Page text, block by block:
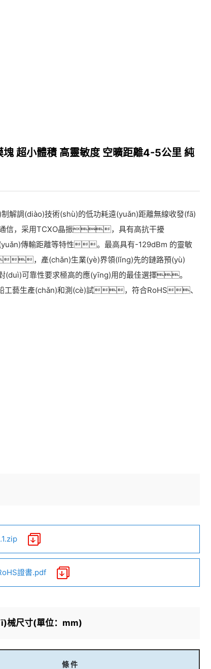
超小體積 高靈敏度 空曠距離4-5公里 純
解調(diào)技術(shù)的低功耗遠(yuǎn)距離無線收發(fā)
信，采用TCXO晶振，具有高抗干擾
傳輸距離等特性。最高具有-129dBm 的靈敏
，產(chǎn)生業(yè)界領(lǐng)先的鏈路預(yù)
(duì)可靠性要求極高的應(yīng)用的最佳選擇。
工藝生產(chǎn)和測(cè)試，符合RoHS、
證書.pdf
械尺寸(單位：mm)
條 件